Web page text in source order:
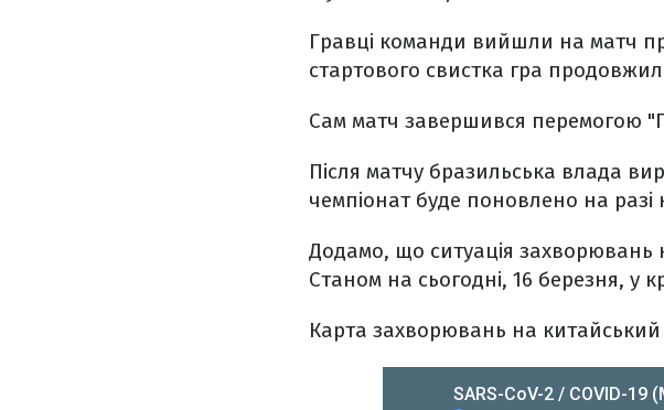
Гравці команди вийшли на матч
стартового свистка гра
Сам матч завершився перемогою
Після матчу бразильська влада
чемпіонат буде поновлено на разі
Додамо, що ситуація захворювань
Станом на сьогодні, 16 березня, у
Карта захворювань на китайський